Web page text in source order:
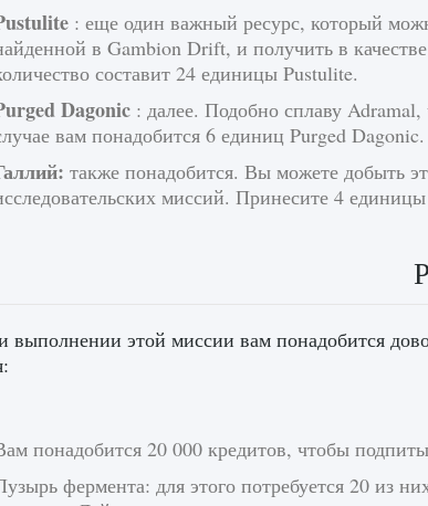
: еще один важный ресурс, который
в Gambion Drift, и получить в
составит 24 единицы Pustulite.
Dagonic : далее. Подобно сплаву
вам понадобится 6 единиц Purged Dagonic.
также понадобится. Вы можете добыть
миссий. Принесите 4
выполнении этой миссии вам понадобится
понадобится 20 000 кредитов, чтобы
фермента: для этого потребуется 20 из